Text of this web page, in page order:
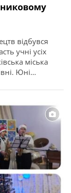
відбувся
учні усіх
міська
Юні
стала виставка
Дякуємо
настрій